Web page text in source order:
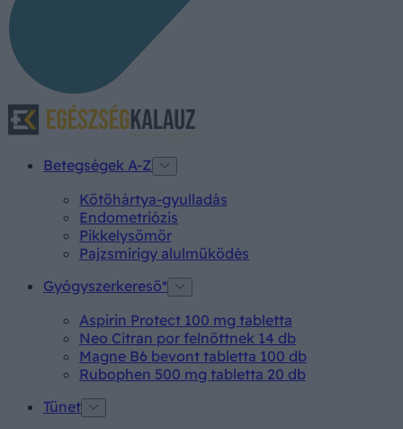
Betegségek A-Z
Kötőhártya-gyulladás
Endometriózis
Pikkelysömör
Pajzsmirigy alulműködés
Gyógyszerkereső*
Aspirin Protect 100 mg tabletta
Neo Citran por felnőttnek 14 db
Magne B6 bevont tabletta 100 db
Rubophen 500 mg tabletta 20 db
Tünet